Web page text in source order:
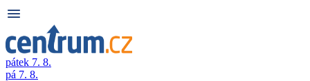
pátek 7. 8.
pá 7. 8.